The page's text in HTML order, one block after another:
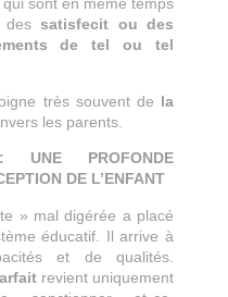
des satisfecit ou des
de tel ou tel
très souvent de la
les parents.
PROFONDE
DE L’ENFANT
» mal digérée a placé
éducatif. Il arrive à
et de qualités.
revient uniquement